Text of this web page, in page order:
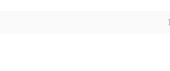
1